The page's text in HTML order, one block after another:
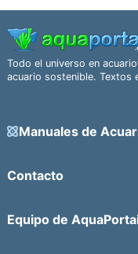
Todo el universo en
acuario sostenible. Textos
Manuales de
Contacto
Equipo de